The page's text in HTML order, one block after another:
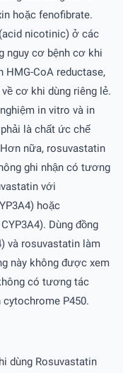
hoặc fenofibrate.
nicotinic) ở các
nguy cơ bệnh cơ khi
CoA reductase,
cơ khi dùng riêng lẻ.
in vitro và in
là chất ức chế
nữa, rosuvastatin
ghi nhận có tương
với
hoặc
Dùng đồng
và rosuvastatin làm
này không được xem
có tương tác
P450.
dùng Rosuvastatin